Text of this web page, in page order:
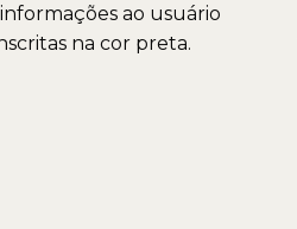
ao usuário
na cor preta.